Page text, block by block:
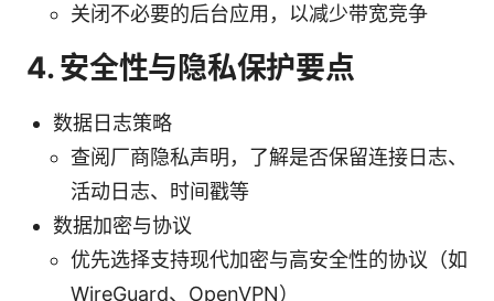
关闭不必要的后台应用，以减少带宽竞争
4. 安全性与隐私保护要点
数据日志策略
查阅厂商隐私声明，了解是否保留连接日志、
活动日志、时间戳等
数据加密与协议
优先选择支持现代加密与高安全性的协议（如
WireGuard、OpenVPN）